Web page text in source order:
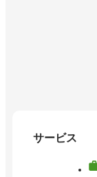
サービス